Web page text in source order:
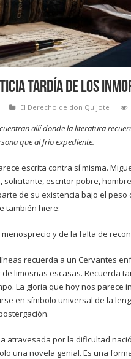
tardía de los
El Derecho de don Quijote
allí donde la literatura
que al frío expediente.
escrita contra sí misma.
solicitante, escritor pobre,
de su existencia bajo el
también hiere:
y de la falta de
recuerda a un Cervantes
limosnas escasas. Recuerda
La gloria que hoy nos parece
en símbolo universal de la
atravesada por la dificultad
una novela genial. Es una